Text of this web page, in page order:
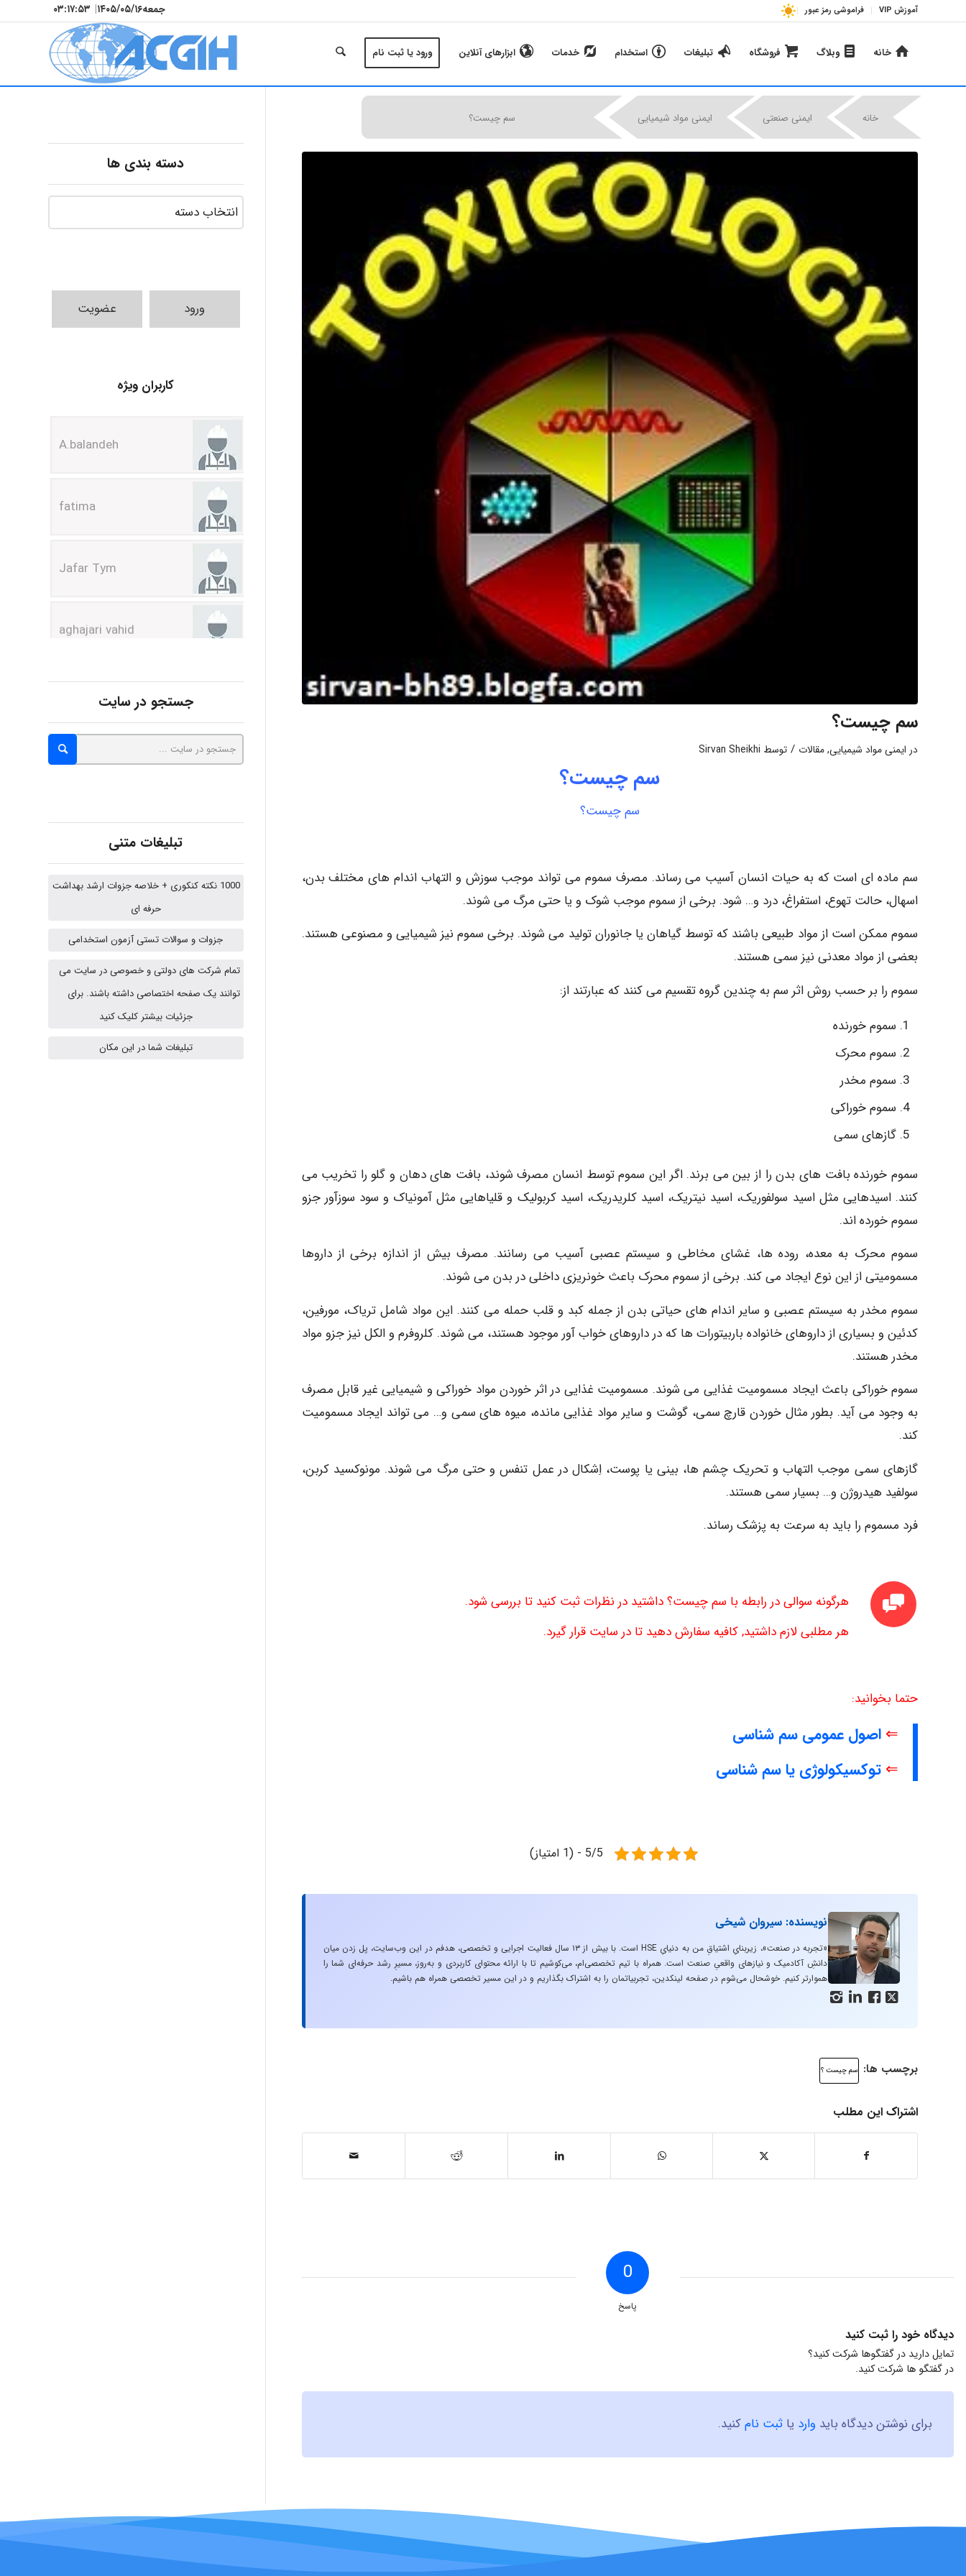
آموزش VIP فراموشی رمز عبور جمعه۱۴۰۵/۰۵/۱۶| ۰۳:۱۷:۵۴
خانه وبلاگ فروشگاه تبلیغات استخدام خدمات ابزارهای آنلاین ورود یا ثبت نام
خانه ایمنی صنعتی | ایمنی مواد شیمیایی سم چیست؟
سم چیست؟
در ایمنی مواد شیمیایی,مقالات / توسط Sirvan Sheikhi
سم چیست؟
سم چیست؟
سم ماده ای است که به حیات انسان آسیب می رساند. مصرف سموم می تواند موجب سوزش و التهاب اندام های مختلف بدن،
اسهال، حالت تهوع، استفراغ، درد و… شود. برخی از سموم موجب شوک و یا حتی مرگ می شوند.
سموم ممکن است از مواد طبیعی باشند که توسط گیاهان یا جانوران تولید می شوند. برخی سموم نیز شیمیایی و مصنوعی هستند.
بعضی از مواد معدنی نیز سمی هستند.
سموم را بر حسب روش اثر سم به چندین گروه تقسیم می کنند که عبارتند از:
سموم خورنده
سموم محرک
سموم مخدر
سموم خوراکی
گازهای سمی
سموم خورنده بافت های بدن را از بین می برند. اگر این سموم توسط انسان مصرف شوند، بافت های دهان و گلو را تخریب می
کنند. اسیدهایی مثل اسید سولفوریک، اسید نیتریک، اسید کلریدریک، اسید کربولیک و قلیاهایی مثل آمونیاک و سود سوزآور جزو
سموم خورده اند.
سموم محرک به معده، روده ها، غشای مخاطی و سیستم عصبی آسیب می رسانند. مصرف بیش از اندازه برخی از داروها
مسمومیتی از این نوع ایجاد می کند. برخی از سموم محرک باعث خونریزی داخلی در بدن می شوند.
سموم مخدر به سیستم عصبی و سایر اندام های حیاتی بدن از جمله کبد و قلب حمله می کنند. این مواد شامل تریاک، مورفین،
کدئین و بسیاری از داروهای خانواده باربیتورات ها که در داروهای خواب آور موجود هستند، می شوند. کلروفرم و الکل نیز جزو مواد
مخدر هستند.
سموم خوراکی باعث ایجاد مسمومیت غذایی می شوند. مسمومیت غذایی در اثر خوردن مواد خوراکی و شیمیایی غیر قابل مصرف
به وجود می آید. بطور مثال خوردن قارچ سمی، گوشت و سایر مواد غذایی مانده، میوه های سمی و… می تواند ایجاد مسمومیت
کند.
گازهای سمی موجب التهاب و تحریک چشم ها، بینی یا پوست، اِشکال در عمل تنفس و حتی مرگ می شوند. مونوکسید کربن،
سولفید هیدروژن و… بسیار سمی هستند.
فرد مسموم را باید به سرعت به پزشک رساند.
هرگونه سوالی در رابطه با سم چیست؟داشتید در نظرات ثبت کنید تا بررسی شود.
هر مطلبی لازم داشتید, کافیه سفارش دهید تا در سایت قرار گیرد.
حتما بخوانید:
⇐ اصول عمومی سم شناسی
⇐ توکسیکولوژی یا سم شناسی
5/5 - (1 امتیاز)
   
نویسنده: سیروان شیخی
«تجربه در صنعت»، زیربنایِ اشتیاقِ من به دنیایِ HSE است. با بیش از ۱۳ سال فعالیت اجرایی و تخصصی، هدفم در این وب‌سایت، پل زدن میان
دانشِ آکادمیک و نیازهای واقعیِ صنعت است. همراه با تیم تخصصی‌ام، می‌کوشیم تا با ارائه محتوای کاربردی و به‌روز، مسیرِ رشد حرفه‌ای شما را
هموارتر کنیم. خوشحال می‌شوم در صفحه لینکدین، تجربیاتمان را به اشتراک بگذاریم و در این مسیر تخصصی همراه هم باشیم.
برچسب ها: سم چیست ؟
اشتراک این مطلب
0
پاسخ
دیدگاه خود را ثبت کنید
تمایل دارید در گفتگوها شرکت کنید؟
در گفتگو ها شرکت کنید.
برای نوشتن دیدگاه باید وارد یا ثبت نامکنید.
دسته بندی ها
ورود عضویت
کاربران ویژه
Alirez0990
hosein abdolvand
Kati
emami
ehtesham
A.balandeh
جستجو در سایت
تبلیغات متنی
1000 نکته کنکوری + خلاصه جزوات ارشد بهداشت
حرفه ای
جزوات و سوالات تستی آزمون استخدامی
تمام شرکت های دولتی و خصوصی در سایت می
توانند یک صفحه اختصاصی داشته باشند. برای
جزئیات بیشتر کلیک کنید
تبلیغات شما در این مکان